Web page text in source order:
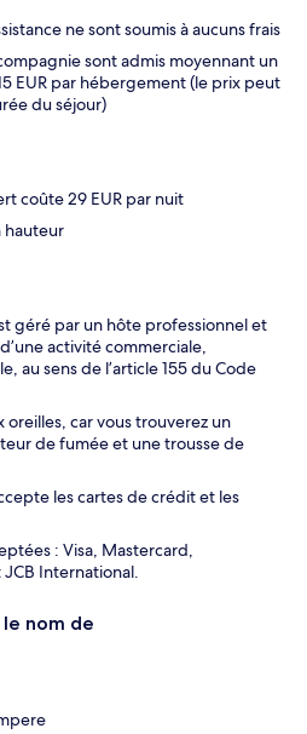
ne sont soumis à aucuns frais
sont admis moyennant un
EUR par hébergement (le prix peut
du séjour)
coûte 29 EUR par nuit
hauteur
géré par un hôte professionnel et
activité commerciale,
au sens de l’article 155 du Code
oreilles, car vous trouverez un
de fumée et une trousse de
les cartes de crédit et les
: Visa, Mastercard,
International.
le nom de